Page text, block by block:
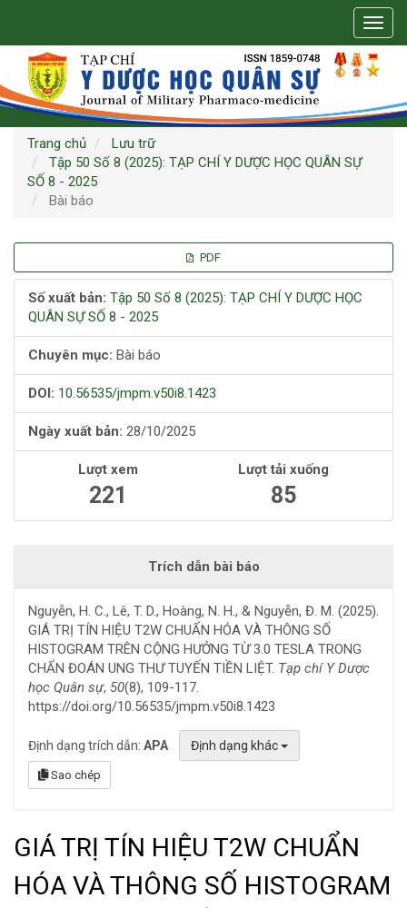
chính
Nội
dung
chính
Thanh
bên
Trang chủ
Lưu trữ
Tập 50 Số 8 (2025): TẠP CHÍ Y DƯỢC HỌC QUÂN SỰ
SỐ 8 - 2025
Bài báo
bên
bài
viết
PDF
Số xuất bản: Tập 50 Số 8 (2025): TẠP CHÍ Y DƯỢC HỌC
QUÂN SỰ SỐ 8 - 2025
Chuyên mục: Bài báo
DOI: 10.56535/jmpm.v50i8.1423
Ngày xuất bản: 28/10/2025
Lượt xem
221
Lượt tải xuống
85
Trích dẫn bài báo
Nguyễn, H. C., Lê, T. D., Hoàng, N. H., & Nguyễn, Đ. M. (2025).
GIÁ TRỊ TÍN HIỆU T2W CHUẨN HÓA VÀ THÔNG SỐ
HISTOGRAM TRÊN CỘNG HƯỞNG TỪ 3.0 TESLA TRONG
CHẨN ĐOÁN UNG THƯ TUYẾN TIỀN LIỆT. Tạp chí Y Dược
học Quân sự, 50(8), 109-117.
https://doi.org/10.56535/jmpm.v50i8.1423
Định dạng trích dẫn: APA Định dạng khác
Sao chép
GIÁ TRỊ TÍN HIỆU T2W CHUẨN
HÓA VÀ THÔNG SỐ HISTOGRAM